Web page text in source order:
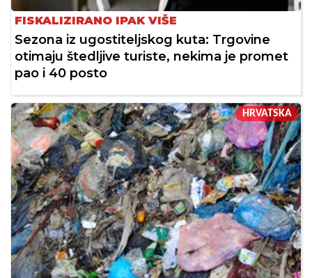
FISKALIZIRANO IPAK VIŠE
Sezona iz ugostiteljskog kuta: Trgovine
otimaju štedljive turiste, nekima je promet
pao i 40 posto
HRVATSKA